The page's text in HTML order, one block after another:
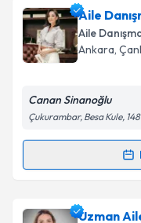
Aile
Aile
Ankara,
Canan Sinanoğlu
Çukurambar, Besa Kule,
Randevu
Aile Uzman